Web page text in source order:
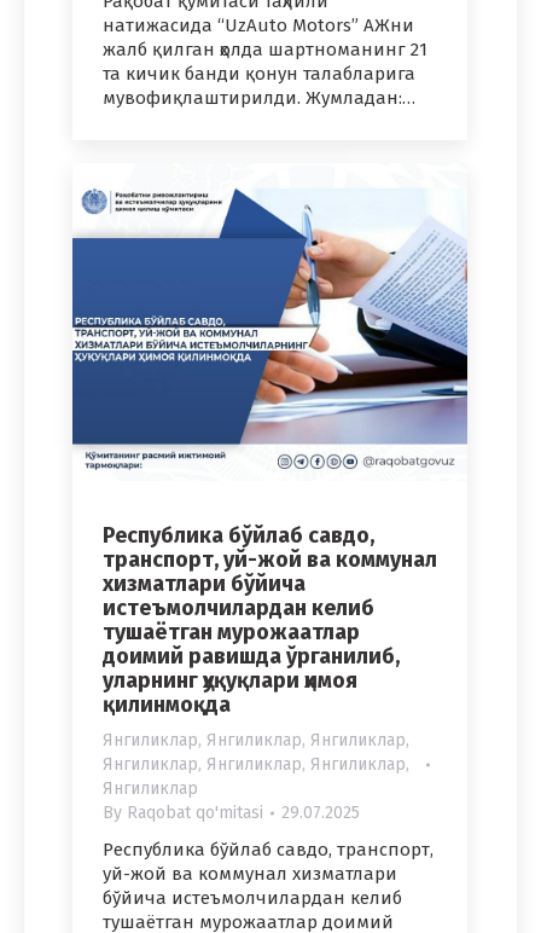
натижасида “UzAuto Motors” АЖни
жалб қилган ҳолда шартноманинг 21
та кичик банди қонун талабларига
мувофиқлаштирилди. Жумладан:…
Республика бўйлаб савдо,
транспорт, уй-жой ва коммунал
хизматлари бўйича
истеъмолчилардан келиб
тушаётган мурожаатлар
доимий равишда ўрганилиб,
уларнинг ҳуқуқлари ҳимоя
қилинмоқда
Янгиликлар, Янгиликлар, Янгиликлар,
Янгиликлар, Янгиликлар, Янгиликлар,
Янгиликлар
By Raqobat qo'mitasi 29.07.2025
Республика бўйлаб савдо, транспорт,
уй-жой ва коммунал хизматлари
бўйича истеъмолчилардан келиб
тушаётган мурожаатлар доимий